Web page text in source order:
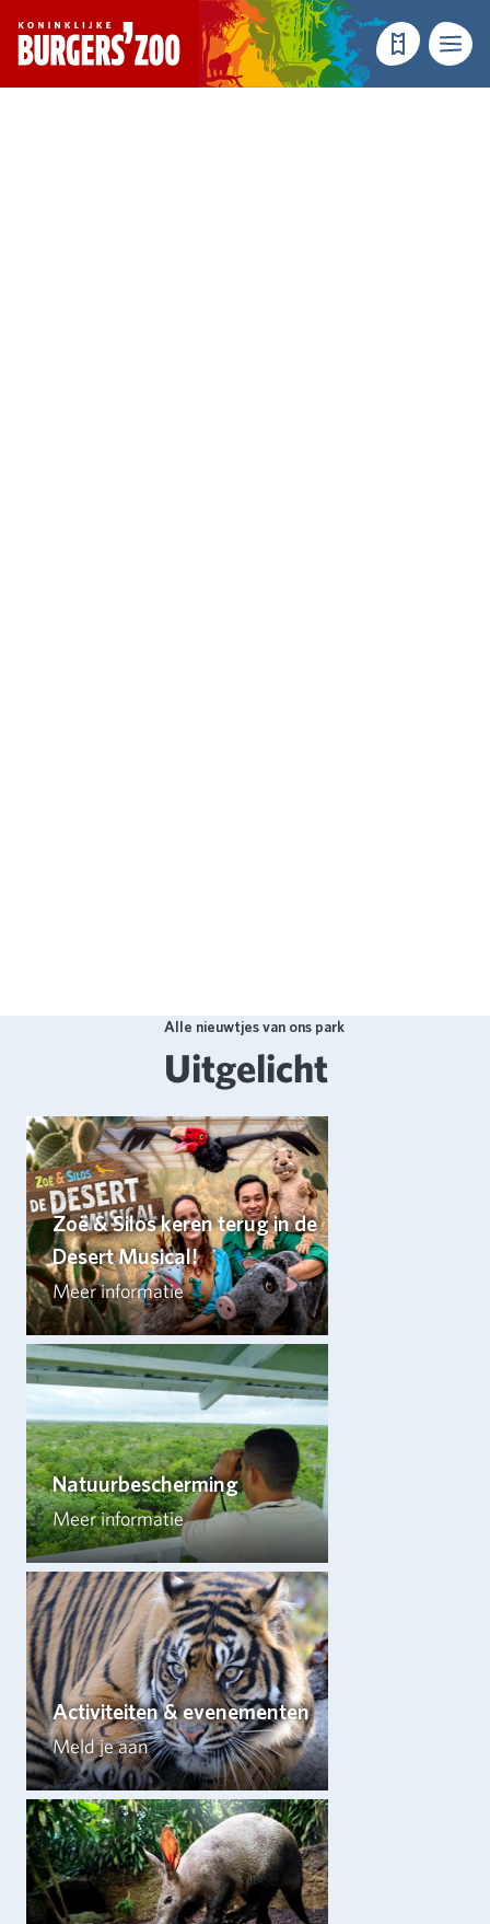
- Homepagina
TicketsMenu
Alle nieuwtjes van ons park
Uitgelicht
Zoë & Silos keren terug in de
Desert Musical!
Meer informatie
Natuurbescherming
Meer informatie
Activiteiten & evenementen
Meld je aan